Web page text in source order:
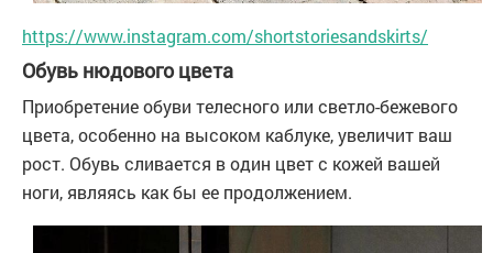
https://www.instagram.com/shortstoriesandskirts/
Обувь нюдового цвета
Приобретение обуви телесного или светло-бежевого
цвета, особенно на высоком каблуке, увеличит ваш
рост. Обувь сливается в один цвет с кожей вашей
ноги, являясь как бы ее продолжением.